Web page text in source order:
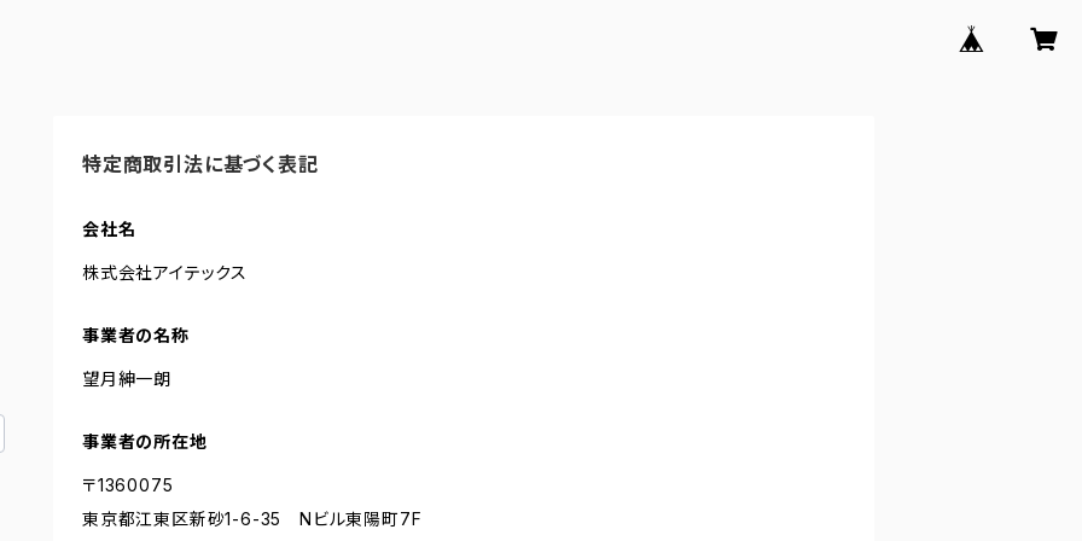
特定商取引法に基づく表記
会社名
株式会社アイテックス
事業者の名称
望月紳一朗
事業者の所在地
〒1360075
東京都江東区新砂1-6-35 Nビル東陽町7F